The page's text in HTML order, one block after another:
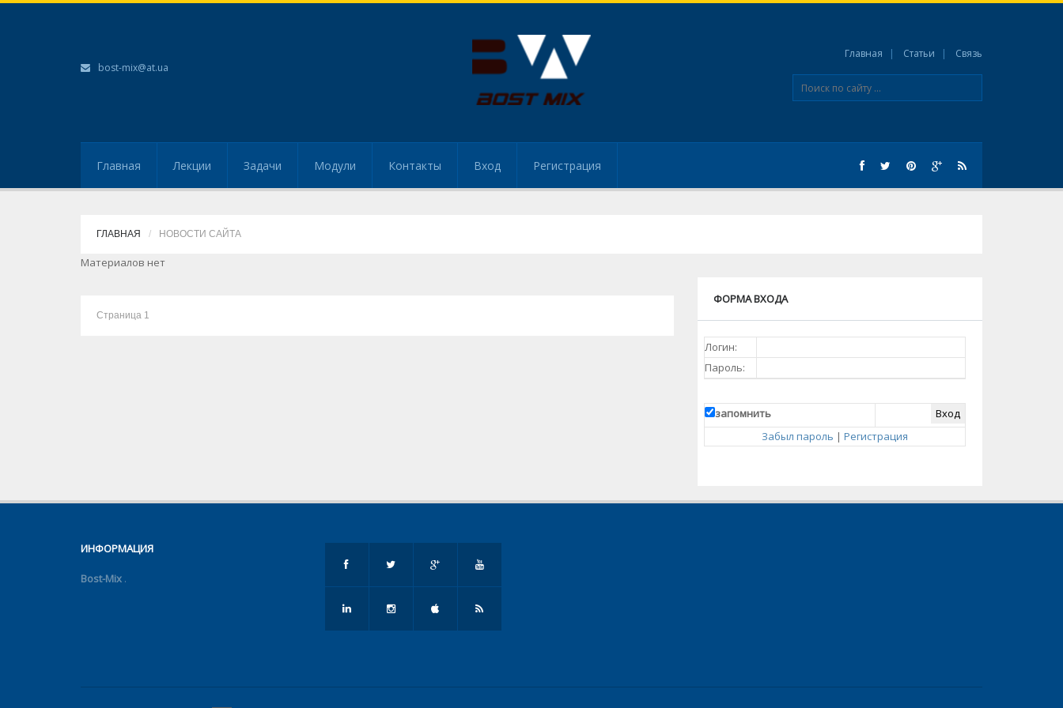
bost-mix@at.ua
Главная Статьи Связь
Главная Лекции Задачи Модули Контакты Вход Регистрация
ГЛАВНАЯ НОВОСТИ САЙТА
Материалов нет
Страница 1
ФОРМА ВХОДА
Логин:
Пароль:
запомнить
Забыл пароль |Регистрация
ИНФОРМАЦИЯ
Bost-Mix .